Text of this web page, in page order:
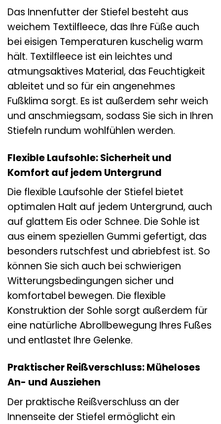
Das Innenfutter der Stiefel besteht aus
weichem Textilfleece, das Ihre Füße auch
bei eisigen Temperaturen kuschelig warm
hält. Textilfleece ist ein leichtes und
atmungsaktives Material, das Feuchtigkeit
ableitet und so für ein angenehmes
Fußklima sorgt. Es ist außerdem sehr weich
und anschmiegsam, sodass Sie sich in Ihren
Stiefeln rundum wohlfühlen werden.
Flexible Laufsohle: Sicherheit und
Komfort auf jedem Untergrund
Die flexible Laufsohle der Stiefel bietet
optimalen Halt auf jedem Untergrund, auch
auf glattem Eis oder Schnee. Die Sohle ist
aus einem speziellen Gummi gefertigt, das
besonders rutschfest und abriebfest ist. So
können Sie sich auch bei schwierigen
Witterungsbedingungen sicher und
komfortabel bewegen. Die flexible
Konstruktion der Sohle sorgt außerdem für
eine natürliche Abrollbewegung Ihres Fußes
und entlastet Ihre Gelenke.
Praktischer Reißverschluss: Müheloses
An- und Ausziehen
Der praktische Reißverschluss an der
Innenseite der Stiefel ermöglicht ein